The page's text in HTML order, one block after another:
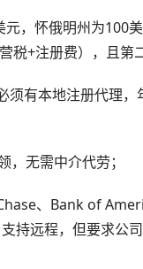
，怀俄明州为100
税+注册费），且第
须有本地注册代理
，无需中介代劳；
、Bank of
持远程，但要求公